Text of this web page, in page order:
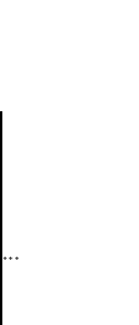
***